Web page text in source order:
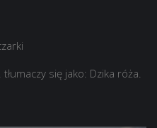
się jako: Dzika róża.